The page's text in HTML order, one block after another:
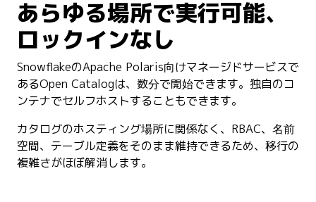
あらゆる場所で実行可能、
ロックインなし
SnowflakeのApache Polaris向けマネージドサービスで
あるOpen Catalogは、数分で開始できます。独自のコ
ンテナでセルフホストすることもできます。
カタログのホスティング場所に関係なく、RBAC、名前
空間、テーブル定義をそのまま維持できるため、移行の
複雑さがほぼ解消します。